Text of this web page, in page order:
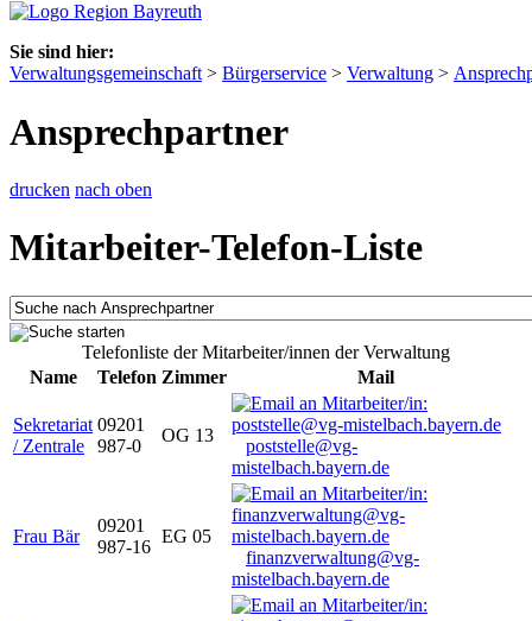
Sie sind hier:
Verwaltungsgemeinschaft > Bürgerservice > Verwaltung >
Ansprechpartner
drucken nach oben
Mitarbeiter-Telefon-Liste
Telefonliste der Mitarbeiter/innen der Verwaltung
Name
Telefon Zimmer Mail
Sekretariat
/ Zentrale
09201
987-0
OG 13
poststelle@vg-
mistelbach.bayern.de
Frau Bär
09201
987-16
EG 05
finanzverwaltung@vg-
mistelbach.bayern.de